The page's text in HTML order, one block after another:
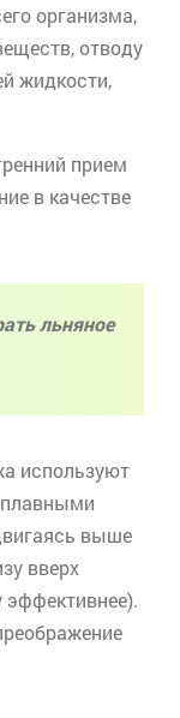
организма,
отводу
жидкости,
прием
в качестве
льняное
используют
плавными
выше
вверх
эффективнее).